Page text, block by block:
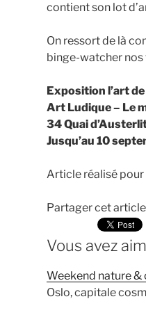
contient son lot
On ressort de là
binge-watcher
Exposition l’art
Art Ludique – Le
34 Quai
Jusqu’au 10
Article réalisé pour
Partager cet article
Vous avez
Weekend nature &
Oslo, capitale